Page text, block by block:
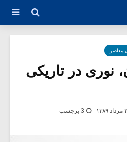
معاصر
نوری در تاریکی
۱۳۸۹ 3 برچسب -